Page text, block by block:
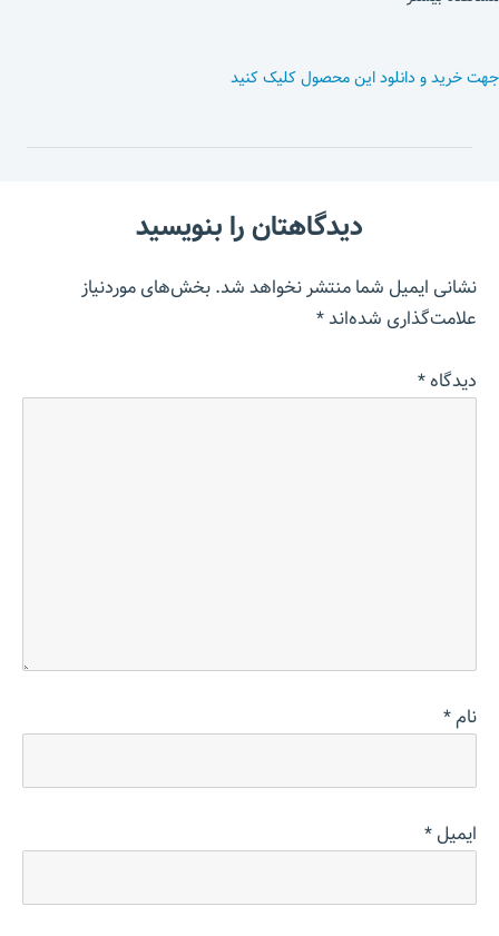
جهت خرید و دانلود این محصول کلیک کنید
دیدگاهتان را بنویسید
نشانی ایمیل شما منتشر نخواهد شد.بخش‌های موردنیاز
علامت‌گذاری شده‌اند*
دیدگاه*
نام*
ایمیل*